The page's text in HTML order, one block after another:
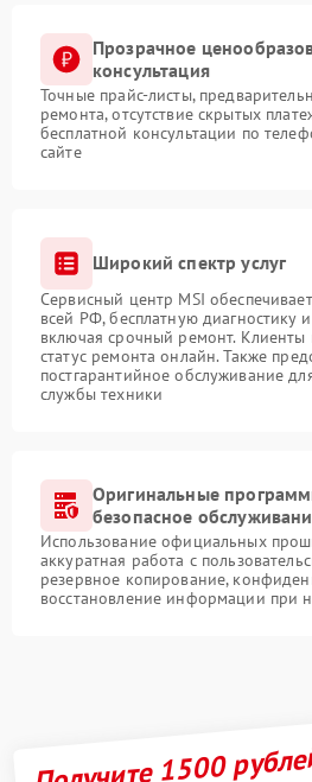
Прозрачное
консультация
Точные прайс-листы,
ремонта, отсутствие скрытых
бесплатной консультации по
сайте
Широкий спектр услуг
Сервисный центр MSI
всей РФ, бесплатную диагностику
включая срочный ремонт. Клиенты
статус ремонта онлайн. Также
постгарантийное обслуживание
службы техники
Оригинальные
безопасное
Использование официальных
аккуратная работа с
резервное копирование,
восстановление информации при
Получите 1500